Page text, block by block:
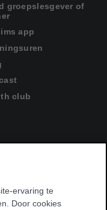
groepslesgever of
app
club
ervaring te
Door cookies